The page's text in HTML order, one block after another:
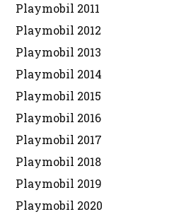
Playmobil 2011
Playmobil 2012
Playmobil 2013
Playmobil 2014
Playmobil 2015
Playmobil 2016
Playmobil 2017
Playmobil 2018
Playmobil 2019
Playmobil 2020